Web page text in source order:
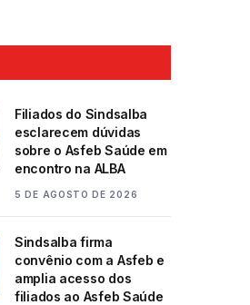
Filiados do Sindsalba
esclarecem dúvidas
sobre o Asfeb Saúde em
encontro na ALBA
5 DE AGOSTO DE 2026
Sindsalba firma
convênio com a Asfeb e
amplia acesso dos
filiados ao Asfeb Saúde